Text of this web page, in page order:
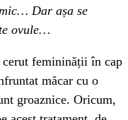
Dar așa se
ovule…
femininății în cap
măcar cu o
groaznice. Oricum,